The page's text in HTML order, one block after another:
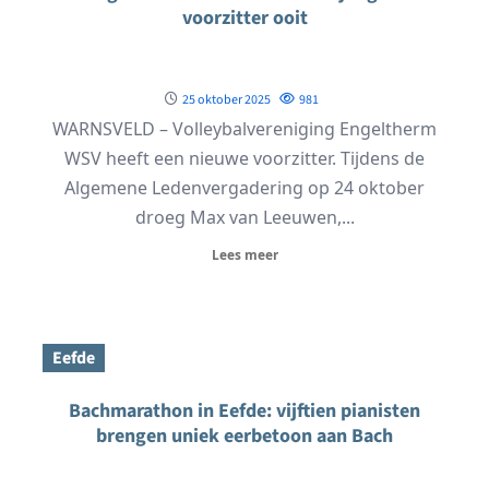
voorzitter ooit
25 oktober 2025 981
WARNSVELD – Volleybalvereniging Engeltherm
WSV heeft een nieuwe voorzitter. Tijdens de
Algemene Ledenvergadering op 24 oktober
droeg Max van Leeuwen,...
Lees meer
Eefde
Bachmarathon in Eefde: vijftien pianisten
brengen uniek eerbetoon aan Bach